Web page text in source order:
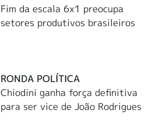
Fim da escala 6x1 preocupa
setores produtivos brasileiros
RONDA POLÍTICA
Chiodini ganha força definitiva
para ser vice de João Rodrigues